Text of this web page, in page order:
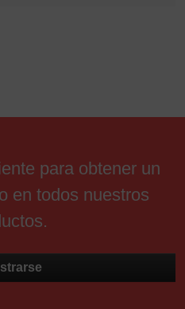
para obtener un
en todos nuestros